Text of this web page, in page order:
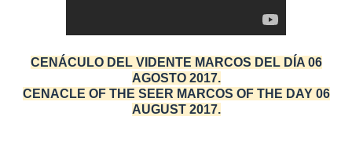
CENÁCULO DEL VIDENTE MARCOS DEL DÍA 06
AGOSTO 2017.
CENACLE OF THE SEER MARCOS OF THE DAY 06
AUGUST 2017.